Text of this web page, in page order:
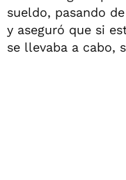
sueldo, pasando
y aseguró que si
se llevaba a cabo,